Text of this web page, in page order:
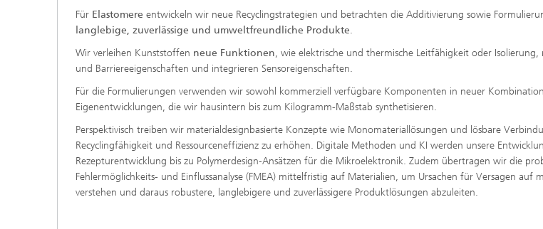
Für Elastomere entwickeln wir neue Recyclingstrategien und betrachten die Additivierung sowie
langlebige, zuverlässige und umweltfreundliche Produkte.
Wir verleihen Kunststoffen neue Funktionen, wie elektrische und thermische Leitfähigkeit oder Isolierung,
und Barriereeigenschaften und integrieren Sensoreigenschaften.
Für die Formulierungen verwenden wir sowohl kommerziell verfügbare Komponenten in neuer
Eigenentwicklungen, die wir hausintern bis zum Kilogramm-Maßstab synthetisieren.
Perspektivisch treiben wir materialdesignbasierte Konzepte wie Monomateriallösungen und lösbare
Recyclingfähigkeit und Ressourceneffizienz zu erhöhen. Digitale Methoden und KI werden unsere
Rezepturentwicklung bis zu Polymerdesign‑Ansätzen für die Mikroelektronik. Zudem übertragen wir die
Fehlermöglichkeits- und Einflussanalyse (FMEA) mittelfristig auf Materialien, um Ursachen für Versagen auf
verstehen und daraus robustere, langlebigere und zuverlässigere Produktlösungen abzuleiten.